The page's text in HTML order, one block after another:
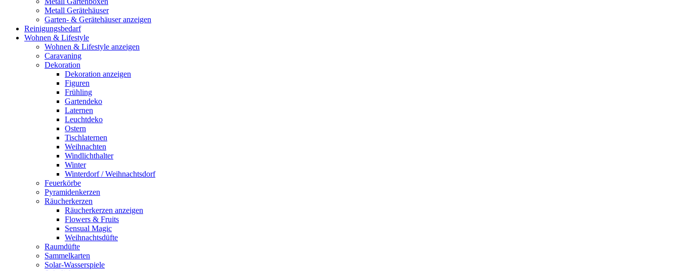
Metall Gerätehäuser
Garten- & Gerätehäuser anzeigen
Reinigungsbedarf
Wohnen & Lifestyle
Wohnen & Lifestyle anzeigen
Caravaning
Dekoration
Dekoration anzeigen
Figuren
Frühling
Gartendeko
Laternen
Leuchtdeko
Ostern
Tischlaternen
Weihnachten
Windlichthalter
Winter
Winterdorf / Weihnachtsdorf
Feuerkörbe
Pyramidenkerzen
Räucherkerzen
Räucherkerzen anzeigen
Flowers & Fruits
Sensual Magic
Weihnachtsdüfte
Raumdüfte
Sammelkarten
Solar-Wasserspiele